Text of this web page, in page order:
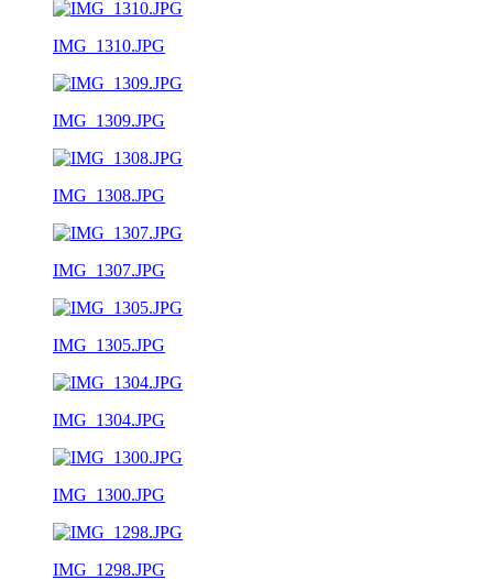
IMG_1310.JPG
IMG_1309.JPG
IMG_1308.JPG
IMG_1307.JPG
IMG_1305.JPG
IMG_1304.JPG
IMG_1300.JPG
IMG_1298.JPG